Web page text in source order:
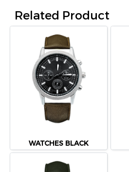
Related Product
WATCHES BLACK